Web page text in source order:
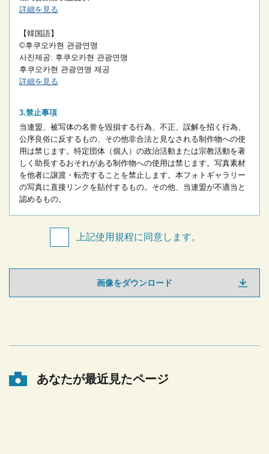
詳細を見る
【韓国語】
©후쿠오카현 관광연맹
사진제공: 후쿠오카현 관광연맹
후쿠오카현 관광연맹 제공
詳細を見る
禁止事項
当連盟、被写体の名誉を毀損する行為、不正、誤解を招く行為、
公序良俗に反するもの、その他非合法と見なされる制作物への使
用は禁じます。 特定団体（個人）の政治活動または宗教活動を著
しく助長するおそれがある制作物への使用は禁じます。 写真素材
を他者に譲渡・転売することを禁止します。 本フォトギャラリー
の写真に直接リンクを貼付するもの。 その他、当連盟が不適当と
認めるもの。
上記使用規程に同意します。
画像をダウンロード
あなたが最近見たページ